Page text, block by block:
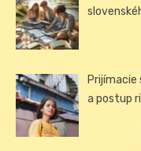
a postup